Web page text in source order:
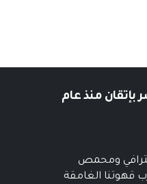
بإتقان منذ عام
ومحمص
قهوتنا الغامقة